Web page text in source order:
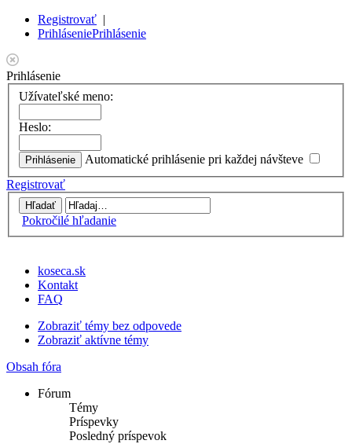
Registrovať |
PrihláseniePrihlásenie
Prihlásenie
Užívateľské meno:
Heslo:
Automatické prihlásenie pri každej návšteve
Registrovať
Pokročilé hľadanie
koseca.sk
Kontakt
FAQ
Zobraziť témy bez odpovede
Zobraziť aktívne témy
Obsah fóra
Fórum
Témy
Príspevky
Posledný príspevok